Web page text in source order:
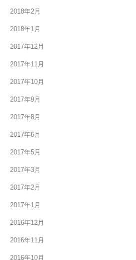
2018年2月
2018年1月
2017年12月
2017年11月
2017年10月
2017年9月
2017年8月
2017年6月
2017年5月
2017年3月
2017年2月
2017年1月
2016年12月
2016年11月
2016年10月